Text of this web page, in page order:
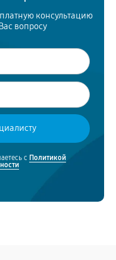
консультацию
вопросу
с Политикой